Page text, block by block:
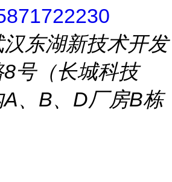
东湖新技术开发
号（长城科技
、B、D厂房B栋